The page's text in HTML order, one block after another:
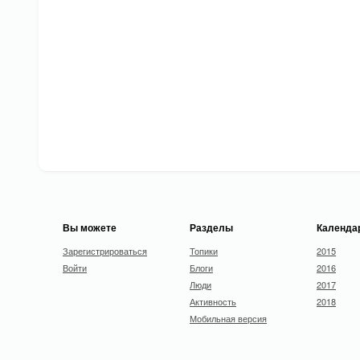
Вы можете
Зарегистрироваться
Войти
Разделы
Топики
Блоги
Люди
Активность
Мобильная версия
2015
2016
2017
2018